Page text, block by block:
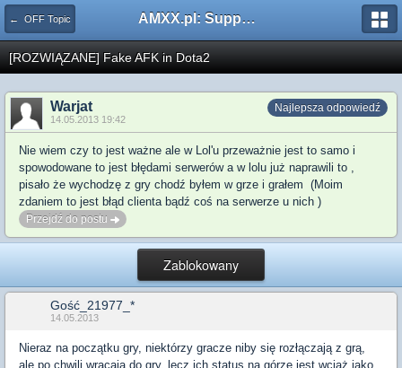
← OFF Topic AMXX.pl: Support AMX Mod X i SourceMod
[ROZWIĄZANE] Fake AFK in Dota2
Najlepsza odpowiedź
Warjat
14.05.2013 19:42
Nie wiem czy to jest ważne ale w Lol'u przeważnie jest to samo i
spowodowane to jest błędami serwerów a w lolu już naprawili to ,
pisało że wychodzę z gry chodź byłem w grze i grałem (Moim
zdaniem to jest błąd clienta bądź coś na serwerze u nich )
Przejdź do postu
Zablokowany
Gość_21977_*
14.05.2013
Nieraz na początku gry, niektórzy gracze niby się rozłączają z grą,
ale po chwili wracają do gry, lecz ich status na górze jest wciąż jako